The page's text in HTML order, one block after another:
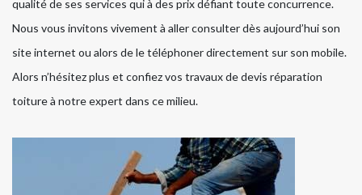
qualité de ses services qui à des prix défiant toute concurrence.
Nous vous invitons vivement à aller consulter dès aujourd’hui son
site internet ou alors de le téléphoner directement sur son mobile.
Alors n’hésitez plus et confiez vos travaux de devis réparation
toiture à notre expert dans ce milieu.